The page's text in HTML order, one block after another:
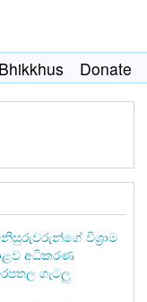
Bhikkhus Donate
විශ්‍රාම
අධිකරණ
ගැටලු